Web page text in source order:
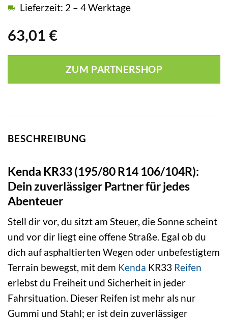
63,01 €
Lieferzeit: 2 – 4 Werktage
ZUM PARTNERSHOP
BESCHREIBUNG
Kenda KR33 (195/80 R14 106/104R):
Dein zuverlässiger Partner für jedes
Abenteuer
Stell dir vor, du sitzt am Steuer, die Sonne scheint
und vor dir liegt eine offene Straße. Egal ob du
dich auf asphaltierten Wegen oder unbefestigtem
Terrain bewegst, mit dem Kenda KR33 Reifen
erlebst du Freiheit und Sicherheit in jeder
Fahrsituation. Dieser Reifen ist mehr als nur
Gummi und Stahl; er ist dein zuverlässiger